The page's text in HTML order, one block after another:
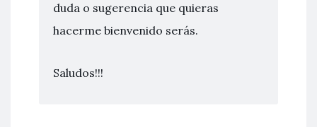
duda o sugerencia que quieras
hacerme bienvenido serás.
Saludos!!!